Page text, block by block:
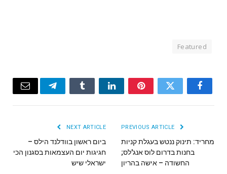
Featured
Facebook
Twitter
Pinterest
LinkedIn
Tumblr
Telegram
Email
מחריד: תינוק ננטש בעגלת קניות
בחנות בדרום לוס אנג'לס;
החשודה – אישה בהריון
NEXT ARTICLE
ביום ראשון בוודלנד הילס –
חגיגות יום העצמאות בסגנון הכי
ישראלי שיש